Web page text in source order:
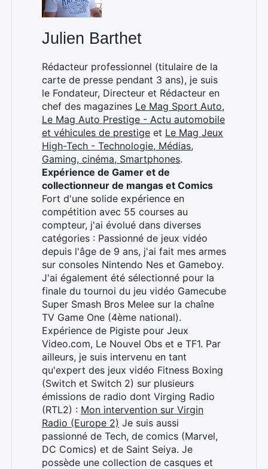
Julien Barthet
Rédacteur professionnel (titulaire de la
carte de presse pendant 3 ans), je suis
le Fondateur, Directeur et Rédacteur en
chef des magazines Le Mag Sport Auto,
Le Mag Auto Prestige - Actu automobile
et véhicules de prestige et Le Mag Jeux
High-Tech - Technologie, Médias,
Gaming, cinéma, Smartphones.
Expérience de Gamer et de
collectionneur de mangas et Comics
Fort d'une solide expérience en
compétition avec 55 courses au
compteur, j'ai évolué dans diverses
catégories : Passionné de jeux vidéo
depuis l'âge de 9 ans, j'ai fait mes armes
sur consoles Nintendo Nes et Gameboy.
J'ai également été sélectionné pour la
finale du tournoi du jeu vidéo Gamecube
Super Smash Bros Melee sur la chaîne
TV Game One (4ème national).
Expérience de Pigiste pour Jeux
Video.com, Le Nouvel Obs et e TF1. Par
ailleurs, je suis intervenu en tant
qu'expert des jeux vidéo Fitness Boxing
(Switch et Switch 2) sur plusieurs
émissions de radio dont Virging Radio
(RTL2) : Mon intervention sur Virgin
Radio (Europe 2) Je suis aussi
passionné de Tech, de comics (Marvel,
DC Comics) et de Saint Seiya. Je
possède une collection de casques et
Rechercher